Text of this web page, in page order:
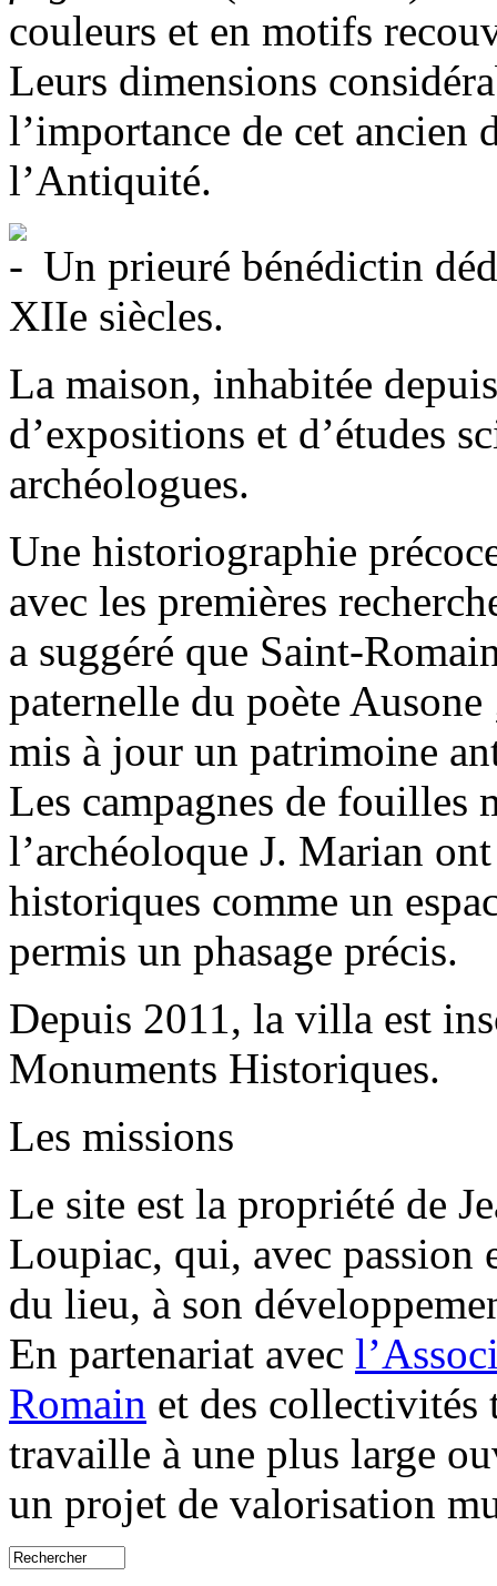
couleurs et en motifs
Leurs dimensions
l’importance de cet ancien
l’Antiquité.
Un prieuré bénédictin
XIIe siècles.
La maison, inhabitée
d’expositions et d’études
archéologues.
Une historiographie
avec les premières
a suggéré que Saint-
paternelle du poète
mis à jour un patrimoine
Les campagnes de fouilles
l’archéoloque J. Marian
historiques comme un
permis un phasage précis.
Depuis 2011, la villa est
Monuments Historiques.
Les missions
Le site est la propriété de
Loupiac, qui, avec passion
du lieu, à son
En partenariat avec
Romain et des
travaille à une plus large
un projet de valorisation